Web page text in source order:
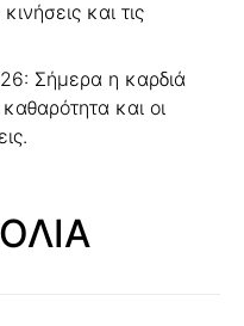
και τις
Σήμερα η καρδιά
και οι